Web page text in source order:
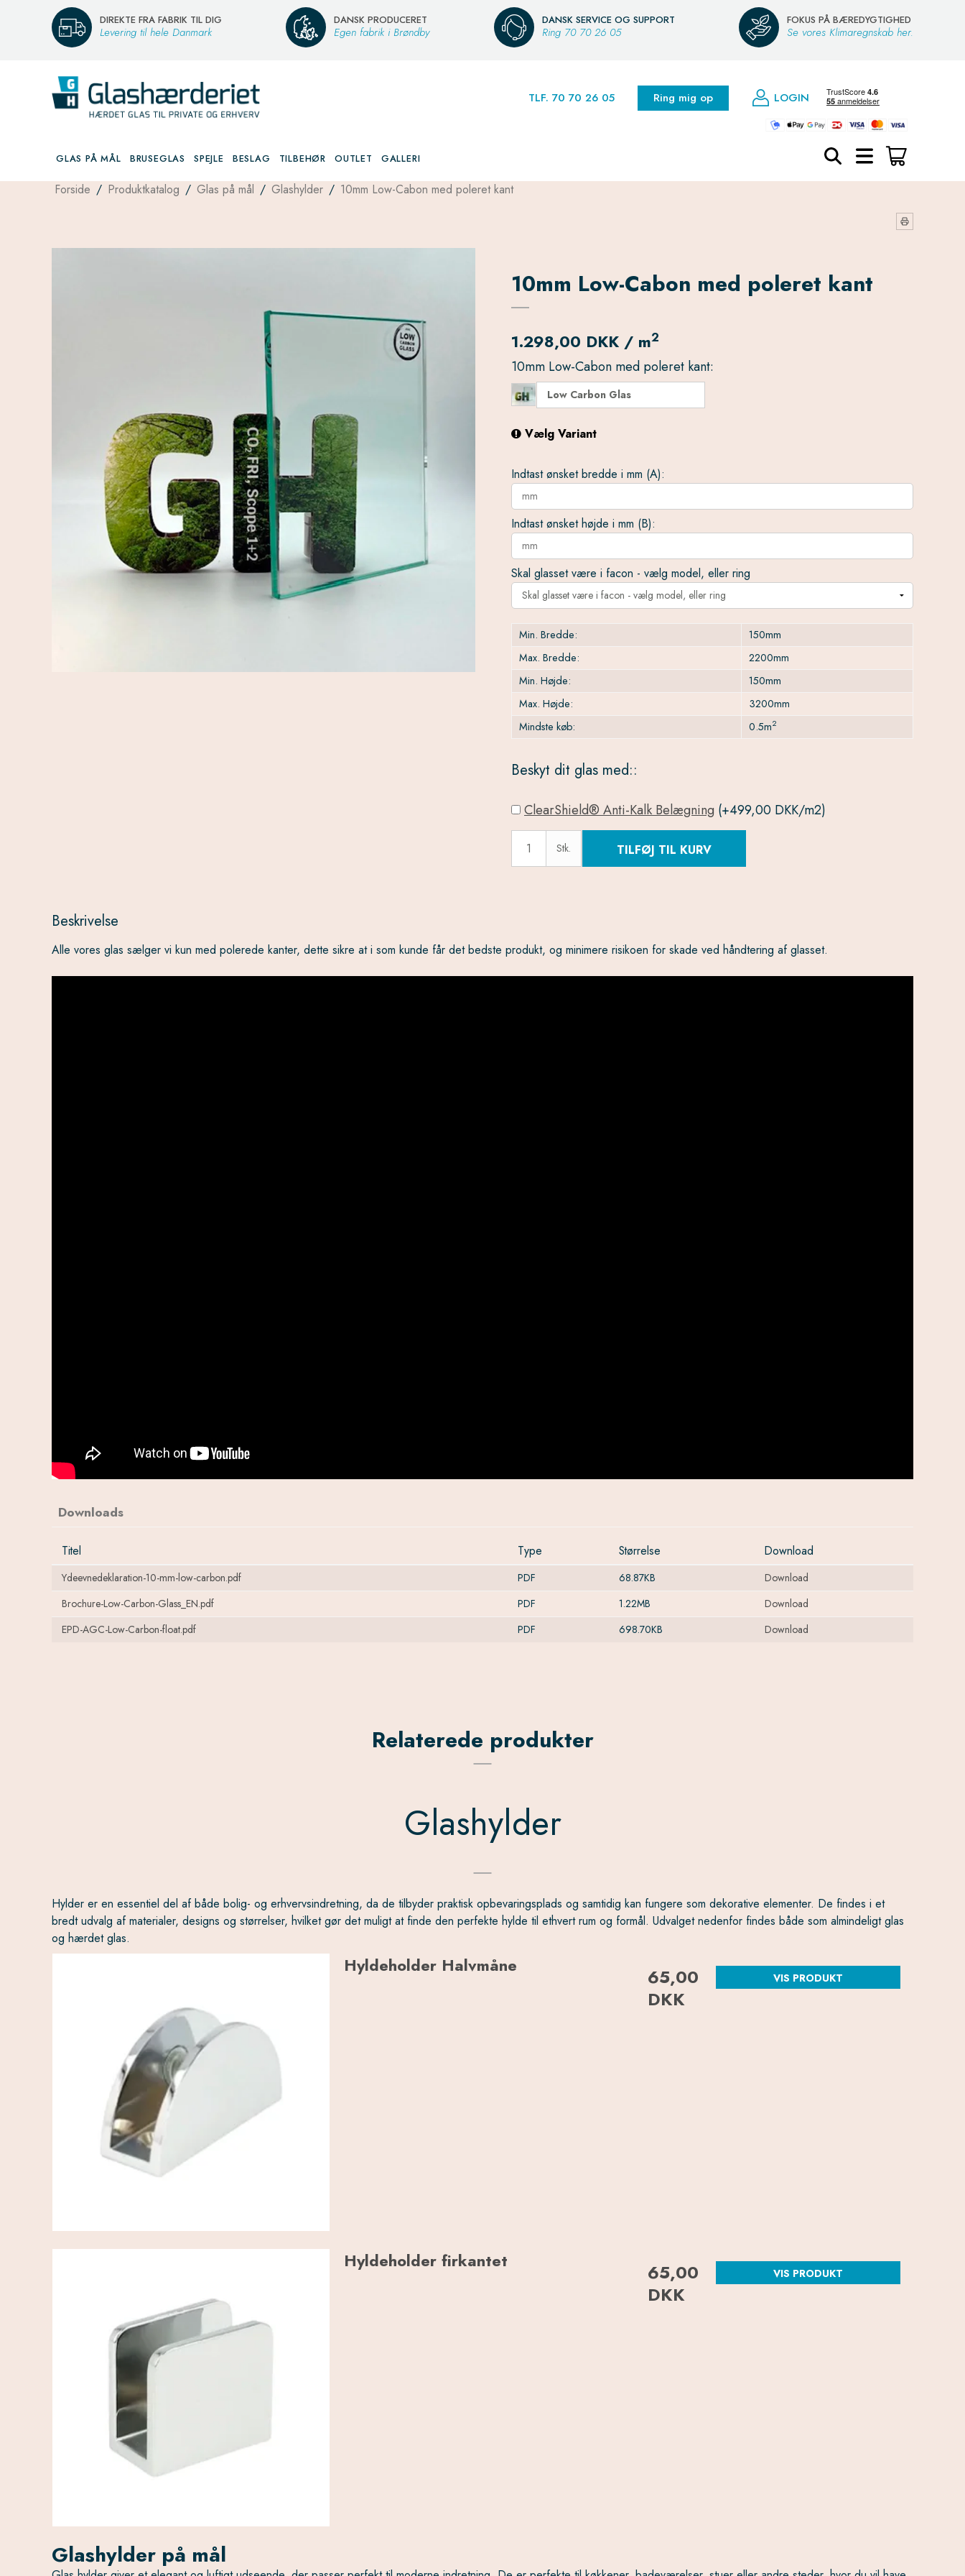
DIREKTE FRA FABRIK TIL DIG
Levering til hele Danmark
DANSK PRODUCERET
Egen fabrik i Brøndby
DANSK SERVICE OG SUPPORT
Ring 70 70 26 05
FOKUS PÅ BÆREDYGTIGHED
Se vores Klimaregnskab her.
TLF. 70 70 26 05 Ring mig op LOGIN
GLAS PÅ MÅL BRUSEGLAS SPEJLE BESLAG TILBEHØR OUTLET GALLERI
Forside / Produktkatalog / Glas på mål / Glashylder / 10mm Low-Cabon med poleret kant
10mm Low-Cabon med poleret kant
1.298,00 DKK / m2
10mm Low-Cabon med poleret kant:
Low Carbon Glas
Vælg Variant
Indtast ønsket bredde i mm (A):
Indtast ønsket højde i mm (B):
Skal glasset være i facon - vælg model, eller ring
Skal glasset være i facon - vælg model, eller ring
Min. Bredde:
150mm
Max. Bredde:
2200mm
Min. Højde:
150mm
Max. Højde:
3200mm
Mindste køb:
0.5m2
Beskyt dit glas med::
ClearShield® Anti-Kalk Belægning (+499,00 DKK/m2)
Stk. TILFØJ TIL KURV
Beskrivelse
Alle vores glas sælger vi kun med polerede kanter, dette sikre at i som kunde får det bedste produkt, og minimere risikoen for skade ved håndtering af glasset.
Downloads
Titel Type Størrelse Download
Ydeevnedeklaration-10-mm-low-carbon.pdf PDF 68.87KB
Download
Brochure-Low-Carbon-Glass_EN.pdf
PDF 1.22MB
Download
EPD-AGC-Low-Carbon-float.pdf
PDF 698.70KB Download
Relaterede produkter
Glashylder
Hylder er en essentiel del af både bolig- og erhvervsindretning, da de tilbyder praktisk opbevaringsplads og samtidig kan fungere som dekorative elementer. De findes i et
bredt udvalg af materialer, designs og størrelser, hvilket gør det muligt at finde den perfekte hylde til ethvert rum og formål. Udvalget nedenfor findes både som almindeligt glas
og hærdet glas.
Hyldeholder Halvmåne
65,00
DKK
VIS PRODUKT
Hyldeholder firkantet
65,00
DKK
VIS PRODUKT
Glashylder på mål